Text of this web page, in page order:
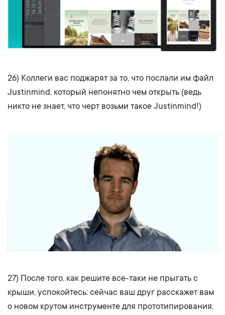
26) Коллеги вас поджарят за то, что послали им файл
Justinmind, который непонятно чем открыть (ведь
никто не знает, что черт возьми такое Justinmind!)
27) После того, как решите все-таки не прыгать с
крыши, успокойтесь: сейчас ваш друг расскажет вам
о новом крутом инструменте для прототипирования,